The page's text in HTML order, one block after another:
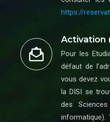
https://
Activation
Pour les
défaut de
vous devez
la DISI se
des
informatique).